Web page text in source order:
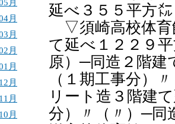
月
月
月
月
月
月
月
月
延べ３５５平方㍍
▽須崎高校体育
て延べ１２２９
原）─同造２階
（１期工事分）
リート造３階建
分）〃（〃）─同